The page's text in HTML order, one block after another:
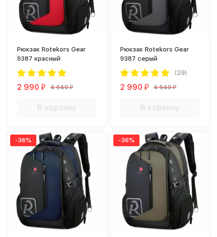
Рюкзак Rotekors Gear
9387 красный
2 990₽ 4 640₽
В корзину
Рюкзак Rotekors Gear
9387 серый
(29)
2 990₽ 4 640₽
В корзину
-36% -36%